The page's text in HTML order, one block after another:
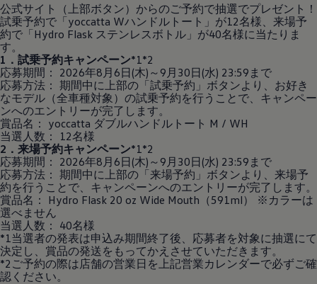
公式サイト（上部ボタン）からのご予約で抽選でプレゼント！
試乗予約で「yoccatta Wハンドルトート」が12名様、来場予
約で「Hydro Flask ステンレスボトル」が40名様に当たりま
す。
1．試乗予約キャンペーン*1*2
応募期間： 2026年8月6日(木)～9月30日(水) 23:59まで
応募方法： 期間中に上部の「試乗予約」ボタンより、お好き
なモデル（全車種対象）の試乗予約を行うことで、キャンペー
ンへのエントリーが完了します。
賞品名： yoccatta ダブルハンドルトート M / WH
当選人数： 12名様
2．来場予約キャンペーン*1*2
応募期間： 2026年8月6日(木)～9月30日(水) 23:59まで
応募方法： 期間中に上部の「来場予約」ボタンより、来場予
約を行うことで、キャンペーンへのエントリーが完了します。
賞品名： Hydro Flask 20 oz Wide Mouth（591ml） ※カラーは
選べません
当選人数： 40名様
*1当選者の発表は申込み期間終了後、応募者を対象に抽選にて
決定し、賞品の発送をもってかえさせていただきます。
*2ご予約の際は店舗の営業日を上記営業カレンダーで必ずご確
認ください。